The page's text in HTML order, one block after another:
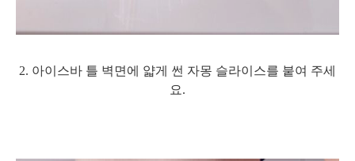
2. 아이스바 틀 벽면에 얇게 썬 자몽 슬라이스를 붙여 주세
요.